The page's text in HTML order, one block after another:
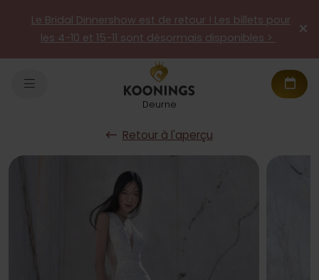
Le Bridal Dinnershow est de retour ! Les billets pour
les 4-10 et 15-11 sont désormais disponibles >
Deurne
Retour à l'aperçu